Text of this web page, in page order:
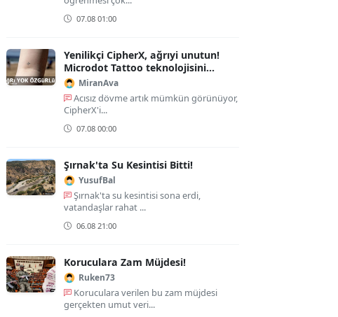
07.08 01:00
Yenilikçi CipherX, ağrıyi unutun!
Microdot Tattoo teknolojisini
duyurdu!
MiranAva
Acısız dövme artık mümkün görünüyor,
CipherX'i...
07.08 00:00
Şırnak'ta Su Kesintisi Bitti!
YusufBal
Şırnak'ta su kesintisi sona erdi,
vatandaşlar rahat ...
06.08 21:00
Koruculara Zam Müjdesi!
Ruken73
Koruculara verilen bu zam müjdesi
gerçekten umut veri...